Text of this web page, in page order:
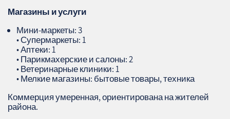
Магазины и услуги
Мини‑маркеты: 3
• Супермаркеты: 1
• Аптеки: 1
• Парикмахерские и салоны: 2
• Ветеринарные клиники: 1
• Мелкие магазины: бытовые товары, техника
Коммерция умеренная, ориентирована на жителей
района.